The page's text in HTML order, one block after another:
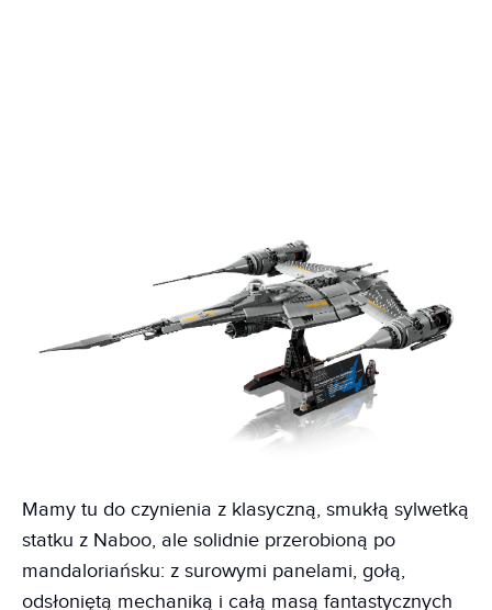
Mamy tu do czynienia z klasyczną, smukłą sylwetką
statku z Naboo, ale solidnie przerobioną po
mandaloriańsku: z surowymi panelami, gołą,
odsłoniętą mechaniką i całą masą fantastycznych